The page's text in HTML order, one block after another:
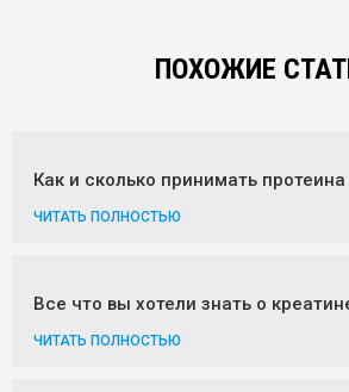
ПОХОЖИЕ
Как и сколько принимать протеина
ЧИТАТЬ ПОЛНОСТЬЮ
Все что вы хотели знать о
ЧИТАТЬ ПОЛНОСТЬЮ